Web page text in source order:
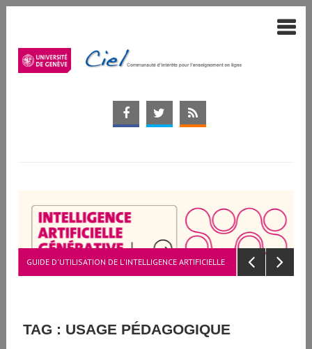
GUIDE D'UTILISATION DE L'INTELLIGENCE ARTIFICIELLE
TAG : USAGE PÉDAGOGIQUE